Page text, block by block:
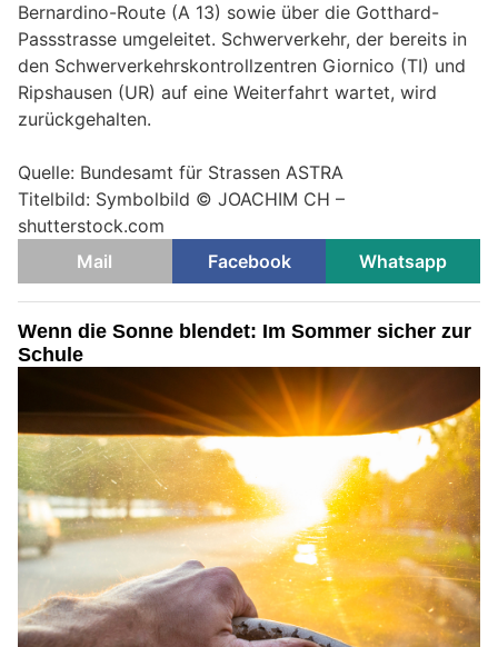
Bernardino-Route (A 13) sowie über die Gotthard-
Passstrasse umgeleitet. Schwerverkehr, der bereits in
den Schwerverkehrskontrollzentren Giornico (TI) und
Ripshausen (UR) auf eine Weiterfahrt wartet, wird
zurückgehalten.
Quelle: Bundesamt für Strassen ASTRA
Titelbild: Symbolbild © JOACHIM CH –
shutterstock.com
Mail
Facebook Whatsapp
Wenn die Sonne blendet: Im Sommer sicher zur
Schule